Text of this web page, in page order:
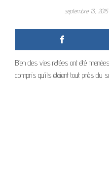
septembre 13, 2015
Bien des vies ratées ont été
compris qu’ils étaient tout près du